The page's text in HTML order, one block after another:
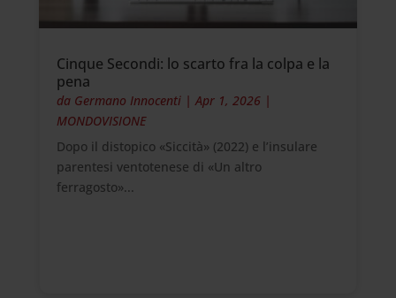
Cinque Secondi: lo scarto fra la colpa e la
pena
da Germano Innocenti|Apr 1, 2026|
MONDOVISIONE
Dopo il distopico «Siccità» (2022) e l’insulare
parentesi ventotenese di «Un altro
ferragosto»...